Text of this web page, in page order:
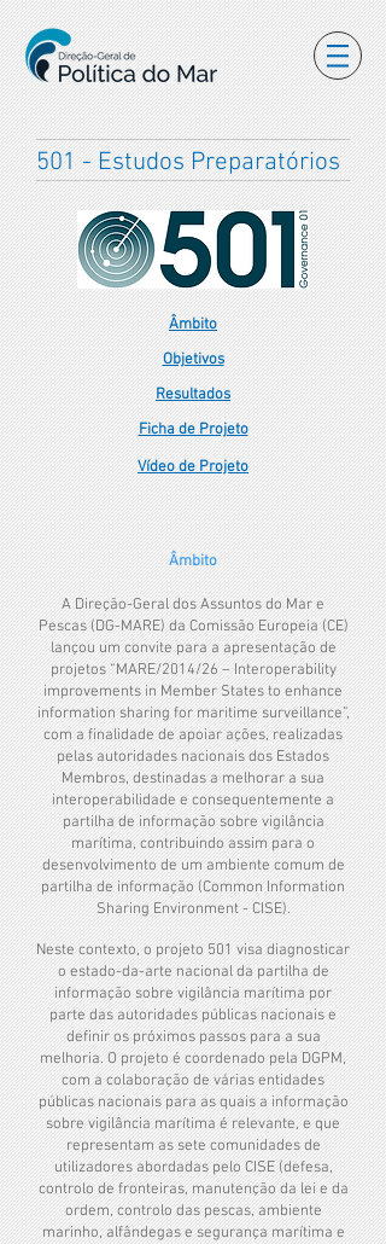
501 - Estudos Preparatórios
Âmbito
Objetivos
Resultados
Ficha de Projeto
Vídeo de Projeto
Âmbito
A Direção-Geral dos Assuntos do Mar e
Pescas (DG-MARE) da Comissão Europeia (CE)
lançou um convite para a apresentação de
projetos “MARE/2014/26 – Interoperability
improvements in Member States to enhance
information sharing for maritime surveillance”,
com a finalidade de apoiar ações, realizadas
pelas autoridades nacionais dos Estados
Membros, destinadas a melhorar a sua
interoperabilidade e consequentemente a
partilha de informação sobre vigilância
marítima, contribuindo assim para o
desenvolvimento de um ambiente comum de
partilha de informação (Common Information
Sharing Environment - CISE).
Neste contexto, o projeto 501 visa diagnosticar
o estado-da-arte nacional da partilha de
informação sobre vigilância marítima por
parte das autoridades públicas nacionais e
definir os próximos passos para a sua
melhoria. O projeto é coordenado pela DGPM,
com a colaboração de várias entidades
públicas nacionais para as quais a informação
sobre vigilância marítima é relevante, e que
representam as sete comunidades de
utilizadores abordadas pelo CISE (defesa,
controlo de fronteiras, manutenção da lei e da
ordem, controlo das pescas, ambiente
marinho, alfândegas e segurança marítima e